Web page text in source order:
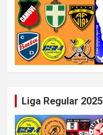
Liga Regular 2025